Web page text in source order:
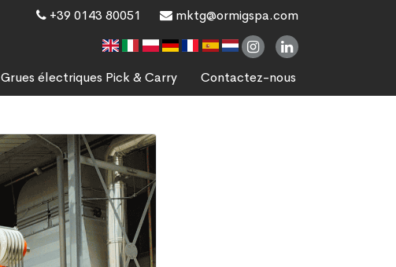
+39 0143 80051 mktg@ormigspa.com
Grues électriques Pick & Carry Contactez-nous